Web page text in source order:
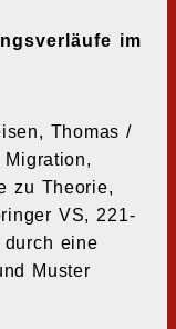
im
Thomas /
zu Theorie,
VS, 221-
durch eine
Muster